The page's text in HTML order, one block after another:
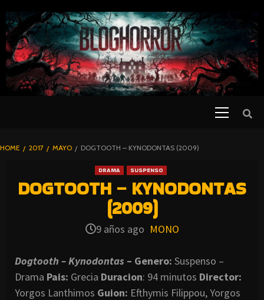
TO
CONTENT
BLOGHORROR
HOME 2017 MAYO DOGTOOTH – KYNODONTAS (2009)
DRAMA SUSPENSO
DOGTOOTH – KYNODONTAS
(2009)
9 años ago MONO
Dogtooth – Kynodontas – Genero: Suspenso –
Drama Pais: Grecia Duracion: 94 minutos Director:
Yorgos Lanthimos Guion: Efthymis Filippou, Yorgos